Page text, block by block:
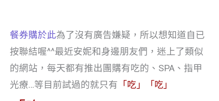
餐券購於此為了沒有廣告嫌疑，所以想知道自已
按聯結喔^^最近安妮和身邊朋友們，迷上了類似
的網站，每天都有推出團購有吃的、SPA、指甲
光療…等目前試過的就只有 「吃」 「吃」